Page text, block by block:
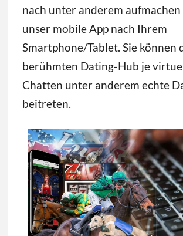
nach unter anderem
unser mobile App nach Ihrem
Smartphone/Tablet. Sie können
berühmten Dating-Hub je
Chatten unter anderem echte
beitreten.